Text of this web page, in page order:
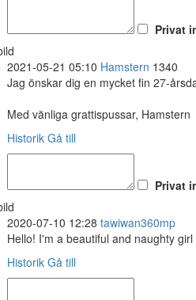
Privat
2021-05-21 05:10 Hamstern 1340
Jag önskar dig en mycket fin 27-
Med vänliga grattispussar, Hamstern
Historik Gå till
Privat
2020-07-10 12:28 tawiwan360mp
Hello! I'm a beautiful and naughty
Historik Gå till